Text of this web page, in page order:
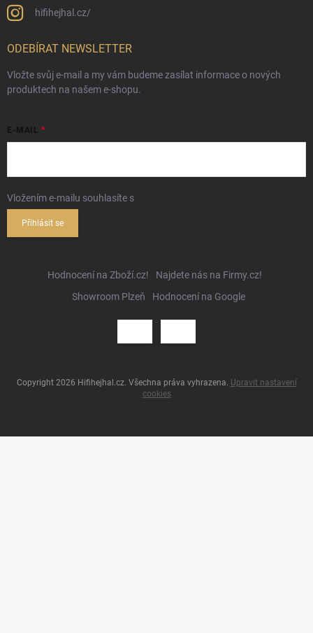
hifihejhal.cz/
ODEBÍRAT NEWSLETTER
Vložte svůj e-mail a my vám budeme zasílat informace o nových
produktech na našem e-shopu.
E-MAIL
Vložením e-mailu souhlasíte s
Přihlásit se
Hodnocení na Zboží.cz!
Najdete nás na Firmy.cz!
Showroom Plzeň
Hodnocení na Google
Copyright 2026 Hifihejhal.cz. Všechna práva vyhrazena. Upravit nastavení
cookies